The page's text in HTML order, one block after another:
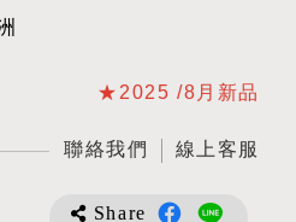
★2025 /8月新品
聯絡我們 線上客服
Share